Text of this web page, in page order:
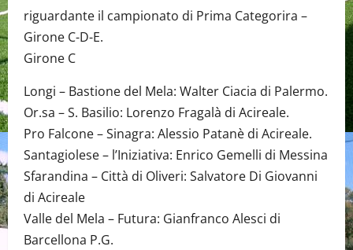
riguardante il campionato di Prima Categorira –
Girone C-D-E.
Girone C
Longi – Bastione del Mela: Walter Ciacia di Palermo.
Or.sa – S. Basilio: Lorenzo Fragalà di Acireale.
Pro Falcone – Sinagra: Alessio Patanè di Acireale.
Santagiolese – l’Iniziativa: Enrico Gemelli di Messina
Sfarandina – Città di Oliveri: Salvatore Di Giovanni
di Acireale
Valle del Mela – Futura: Gianfranco Alesci di
Barcellona P.G.